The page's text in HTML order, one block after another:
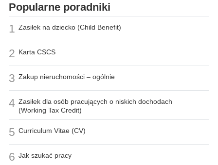
Popularne poradniki
1 Zasiłek na dziecko (Child Benefit)
2 Karta CSCS
3 Zakup nieruchomości – ogólnie
4 Zasiłek dla osób pracujących o niskich dochodach
(Working Tax Credit)
5 Curriculum Vitae (CV)
6 Jak szukać pracy